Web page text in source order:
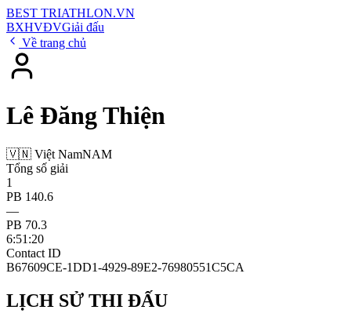
BEST TRIATHLON.VN
BXHVĐVGiải đấu
Về trang chủ
Lê Đăng Thiện
🇻🇳 Việt NamNAM
Tổng số giải
1
PB 140.6
—
PB 70.3
6:51:20
Contact ID
B67609CE-1DD1-4929-89E2-76980551C5CA
LỊCH SỬ THI ĐẤU